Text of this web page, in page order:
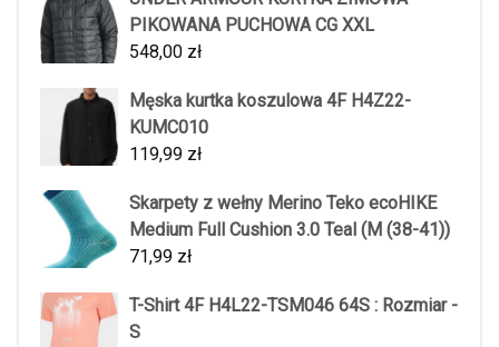
PIKOWANA PUCHOWA CG XXL
548,00 zł
Męska kurtka koszulowa 4F H4Z22-
KUMC010
119,99 zł
Skarpety z wełny Merino Teko ecoHIKE
Medium Full Cushion 3.0 Teal (M (38-41))
71,99 zł
T-Shirt 4F H4L22-TSM046 64S : Rozmiar -
S